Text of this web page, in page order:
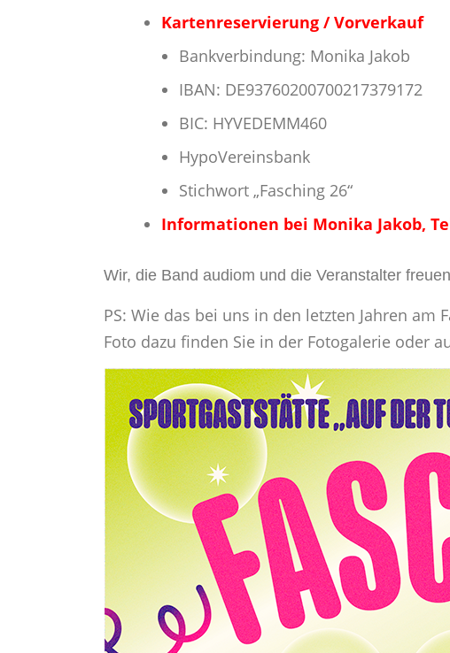
Kartenreservierung / Vorverkauf
Bankverbindung: Monika Jakob
IBAN: DE93760200700217379172
BIC: HYVEDEMM460
HypoVereinsbank
Stichwort „Fasching 26“
Informationen bei Monika Jakob,
Wir, die Band audiom und die Veranstalter
PS: Wie das bei uns in den letzten Jahren am
Foto dazu finden Sie in der Fotogalerie oder